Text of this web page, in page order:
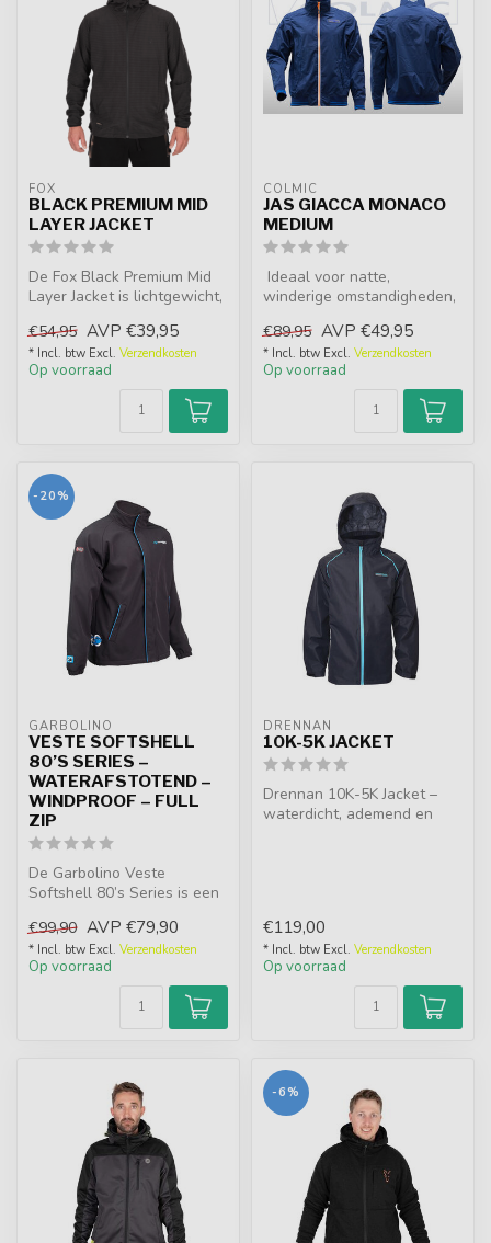
FOX
BLACK PREMIUM MID
LAYER JACKET
De Fox Black Premium Mid
Layer Jacket is lichtgewicht,
el...
€54,95 AVP €39,95
* Incl. btw Excl. Verzendkosten
Op voorraad
COLMIC
JAS GIACCA MONACO
MEDIUM
Ideaal voor natte,
winderige omstandigheden,
veelzijdig...
€89,95 AVP €49,95
* Incl. btw Excl. Verzendkosten
Op voorraad
-20%
GARBOLINO
VESTE SOFTSHELL
80’S SERIES –
WATERAFSTOTEND –
WINDPROOF – FULL
ZIP
De Garbolino Veste
Softshell 80’s Series is een
jas vo...
€99,90 AVP €79,90
* Incl. btw Excl. Verzendkosten
Op voorraad
DRENNAN
10K-5K JACKET
Drennan 10K-5K Jacket –
waterdicht, ademend en
€119,00
* Incl. btw Excl. Verzendkosten
Op voorraad
-6%